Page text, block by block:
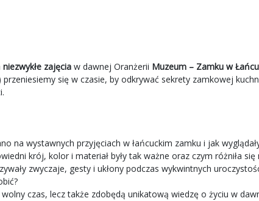
niezwykłe zajęcia w dawnej Oranżerii Muzeum – Zamku w
przeniesiemy się w czasie, by odkrywać sekrety zamkowej
na wystawnych przyjęciach w łańcuckim zamku i jak
krój, kolor i materiał były tak ważne oraz czym różniła
zwyczaje, gesty i ukłony podczas wykwintnych
czas, lecz także zdobędą unikatową wiedzę o życiu w